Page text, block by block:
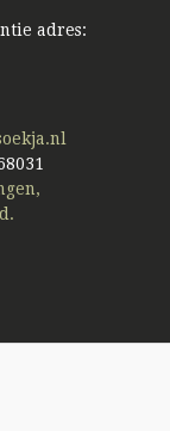
adres: